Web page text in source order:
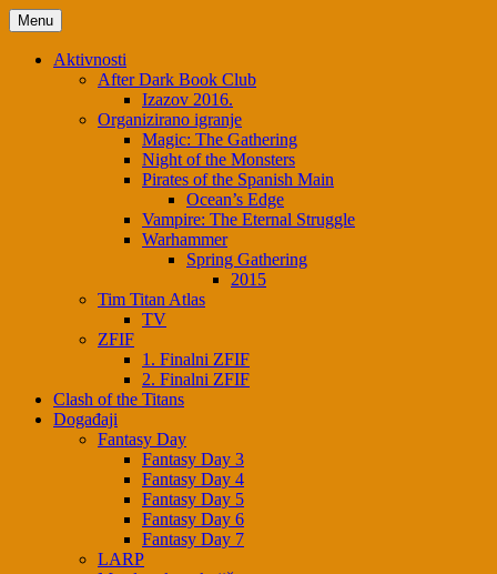
Skip
to
content
Menu
Aktivnosti
After Dark Book Club
Izazov 2016.
Organizirano igranje
Magic: The Gathering
Night of the Monsters
Pirates of the Spanish Main
Ocean’s Edge
Vampire: The Eternal Struggle
Warhammer
Spring Gathering
2015
Tim Titan Atlas
TV
ZFIF
1. Finalni ZFIF
2. Finalni ZFIF
Clash of the Titans
Događaji
Fantasy Day
Fantasy Day 3
Fantasy Day 4
Fantasy Day 5
Fantasy Day 6
Fantasy Day 7
LARP